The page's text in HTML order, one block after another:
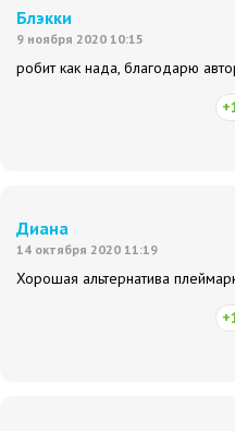
Блэкки
9 ноября 2020 10:15
робит как нада, благодарю
Диана
14 октября 2020 11:19
Хорошая альтернатива